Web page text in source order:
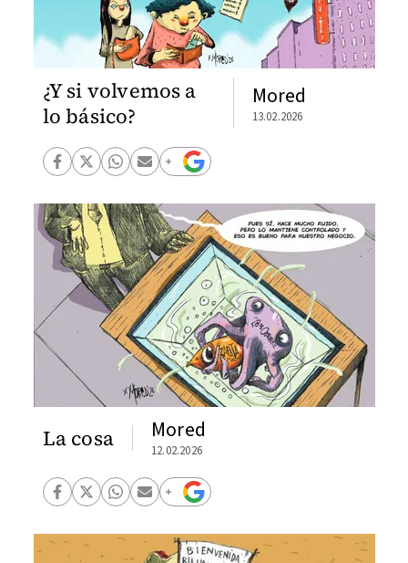
¿Y si volvemos a
lo básico?
Mored
13.02.2026
La cosa Mored
12.02.2026